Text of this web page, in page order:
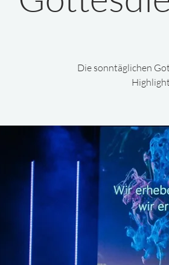
Die sonntäglichen